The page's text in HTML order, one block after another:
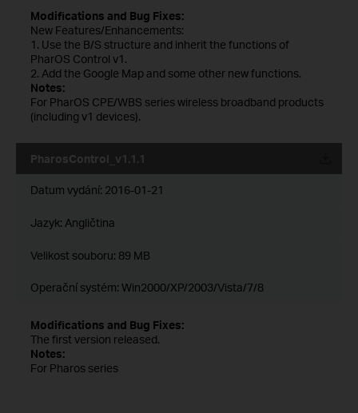
Modifications and Bug Fixes:
New Features/Enhancements:
1. Use the B/S structure and inherit the functions of
PharOS Control v1.
2. Add the Google Map and some other new functions.
Notes:
For PharOS CPE/WBS series wireless broadband products
(including v1 devices).
PharosControl_v1.1.1
Datum vydání: 2016-01-21
Jazyk: Angličtina
Velikost souboru: 89 MB
Operační systém: Win2000/XP/2003/Vista/7/8
Modifications and Bug Fixes:
The first version released.
Notes:
For Pharos series